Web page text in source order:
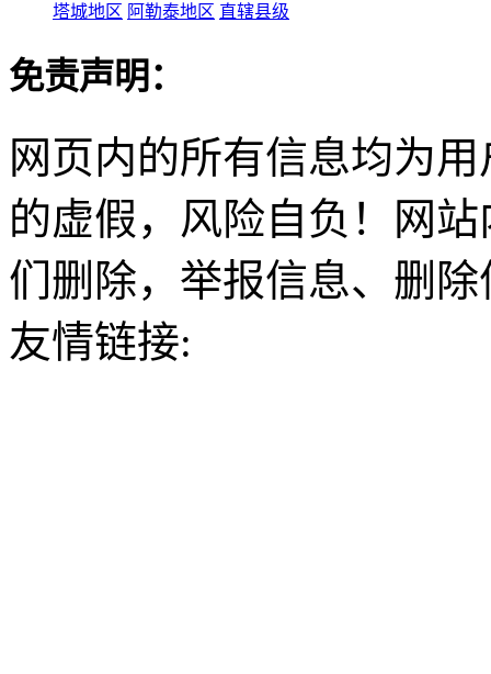
塔城地区 阿勒泰地区 直辖县级
免责声明：
网页内的所有信息均为
的虚假，风险自负！网
们删除，举报信息、删
友情链接: